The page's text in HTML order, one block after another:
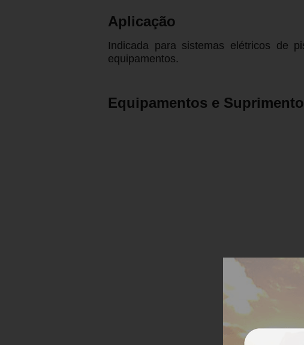
Aplicação
Indicada para sistemas elétricos de
equipamentos.
Equipamentos e